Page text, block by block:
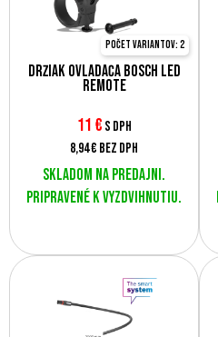
Držiak ovládača Bosch Led
Remote
Počet variantov: 2
11 € s DPH
8,94 € bez DPH
Skladom na predajni.
Pripravené k vyzdvihnutiu.